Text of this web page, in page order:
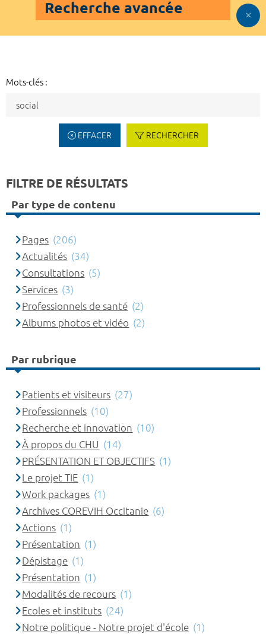
Recherche avancée
Mots-clés :
EFFACER RECHERCHER
FILTRE DE RÉSULTATS
Par type de contenu
Pages (206)
Actualités (34)
Consultations (5)
Services (3)
Professionnels de santé (2)
Albums photos et vidéo (2)
Par rubrique
Patients et visiteurs (27)
Professionnels (10)
Recherche et innovation (10)
À propos du CHU (14)
PRÉSENTATION ET OBJECTIFS (1)
Le projet TIE (1)
Work packages (1)
Archives COREVIH Occitanie (6)
Actions (1)
Présentation (1)
Dépistage (1)
Présentation (1)
Modalités de recours (1)
Ecoles et instituts (24)
Notre politique - Notre projet d'école (1)